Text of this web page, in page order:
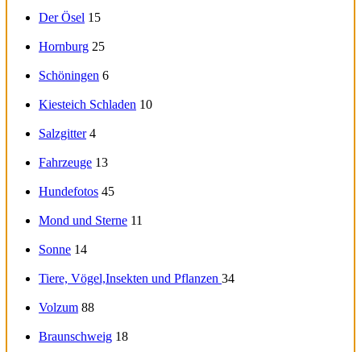
Der Ösel 15
Hornburg 25
Schöningen 6
Kiesteich Schladen 10
Salzgitter 4
Fahrzeuge 13
Hundefotos 45
Mond und Sterne 11
Sonne 14
Tiere, Vögel,Insekten und Pflanzen 34
Volzum 88
Braunschweig 18